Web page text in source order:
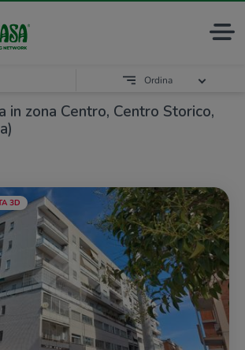
in zona Centro, Centro Storico,
Ordina
3D